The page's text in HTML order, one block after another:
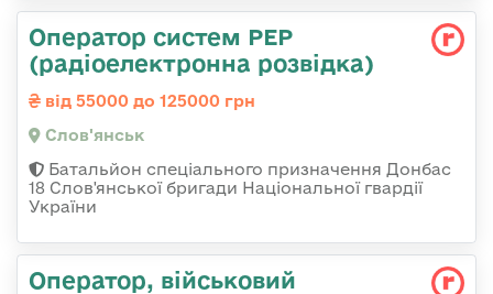
Оператор систем РЕР
(радіоелектронна розвідка)
від 55000 до 125000 грн
Слов'янськ
Батальйон спеціального призначення Донбас
18 Слов'янської бригади Національної гвардії
України
Опеpатоp, військовий